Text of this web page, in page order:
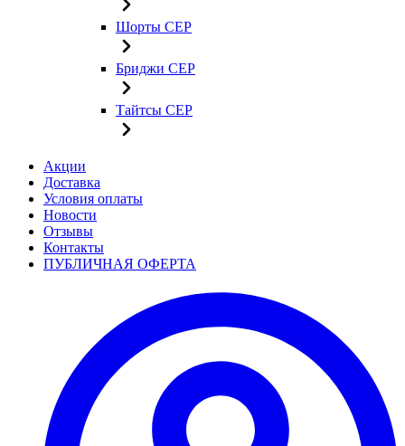
Шорты CEP
Бриджи CEP
Тайтсы CEP
Акции
Доставка
Условия оплаты
Новости
Отзывы
Контакты
ПУБЛИЧНАЯ ОФЕРТА